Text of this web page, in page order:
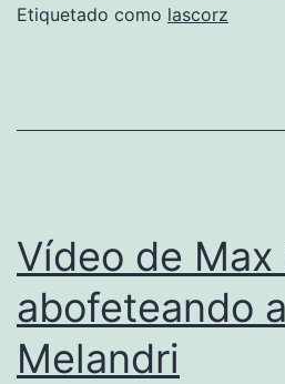
muy
Etiquetado como lascorz
Vídeo de Max
abofeteando
Melandri